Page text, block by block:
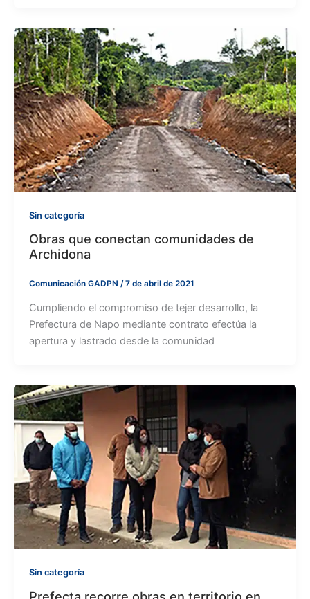
Sin categoría
Obras que conectan comunidades de
Archidona
Comunicación GADPN /7 de abril de 2021
Cumpliendo el compromiso de tejer desarrollo, la
Prefectura de Napo mediante contrato efectúa la
apertura y lastrado desde la comunidad
Sin categoría
Prefecta recorre obras en territorio en